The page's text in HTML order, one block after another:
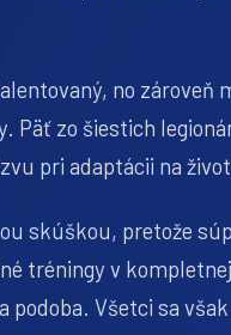
no
Päť zo šiestich
pri adaptácii na
skúškou, pretože
tréningy v
podoba. Všetci sa